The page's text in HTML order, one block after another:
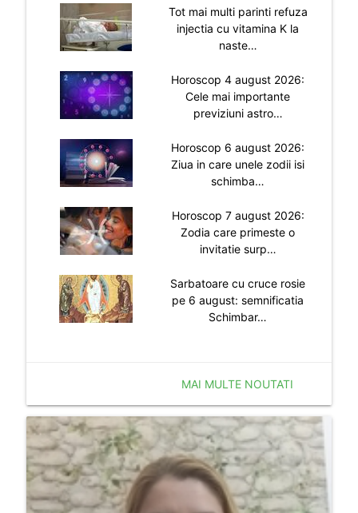
Tot mai multi parinti refuza
injectia cu vitamina K la
naste…
Horoscop 4 august 2026:
Cele mai importante
previziuni astro…
Horoscop 6 august 2026:
Ziua in care unele zodii isi
schimba…
Horoscop 7 august 2026:
Zodia care primeste o
invitatie surp…
Sarbatoare cu cruce rosie
pe 6 august: semnificatia
Schimbar…
MAI MULTE NOUTATI